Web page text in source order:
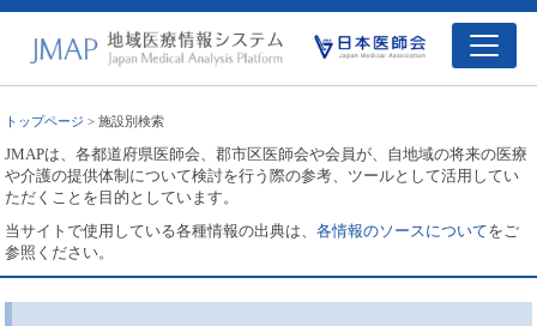
トップページ > 施設別検索
JMAPは、各都道府県医師会、郡市区医師会や会員が、自地域の将来の医療
や介護の提供体制について検討を行う際の参考、ツールとして活用してい
ただくことを目的としています。
当サイトで使用している各種情報の出典は、各情報のソースについてをご
参照ください。